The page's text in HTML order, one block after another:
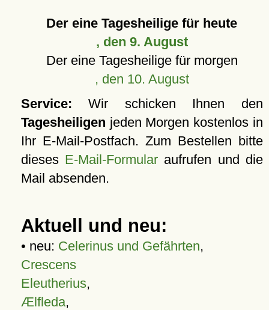
Der eine Tagesheilige für heute
, den 9. August
Der eine Tagesheilige für morgen
, den 10. August
Service: Wir schicken Ihnen den
Tagesheiligen jeden Morgen kostenlos in
Ihr E-Mail-Postfach. Zum Bestellen bitte
dieses E-Mail-Formular aufrufen und die
Mail absenden.
Aktuell und neu:
• neu: Celerinus und Gefährten,
Crescens
Eleutherius,
Ælfleda,